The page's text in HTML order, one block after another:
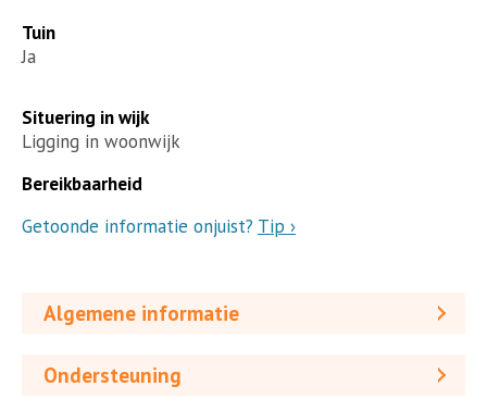
Tuin
Ja
Situering in wijk
Ligging in woonwijk
Bereikbaarheid
Getoonde informatie onjuist? Tip ›
Algemene informatie
Ondersteuning